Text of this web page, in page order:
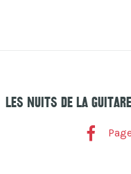
Les Nuits De La